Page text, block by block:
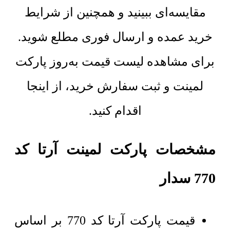
مقایسه‌ای ببینید و همچنین از شرایط
خرید عمده و ارسال فوری مطلع شوید.
برای مشاهده لیست قیمت به‌روز پارکت
لمینت و ثبت سفارش خرید، از اینجا
اقدام کنید.
مشخصات پارکت لمینت آرتا کد
770 سدار
قیمت پارکت آرتا کد 770 بر اساس